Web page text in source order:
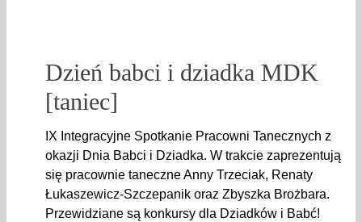
Dzień babci i dziadka MDK
[taniec]
IX Integracyjne Spotkanie Pracowni Tanecznych z
okazji Dnia Babci i Dziadka. W trakcie zaprezentują
się pracownie taneczne Anny Trzeciak, Renaty
Łukaszewicz-Szczepanik oraz Zbyszka Brożbara.
Przewidziane są konkursy dla Dziadków i Babć!